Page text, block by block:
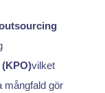
vilket
mångfald gör